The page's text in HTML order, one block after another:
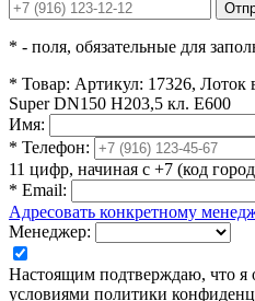
* - поля, обязательные для
* Товар: Артикул: 17326, Лоток
Super DN150 H203,5 кл. Е600
Имя:
* Телефон:
11 цифр, начиная с +7 (код
* Email:
Адресовать конкретному
Менеджер:
Настоящим подтверждаю, что я
условиями политики